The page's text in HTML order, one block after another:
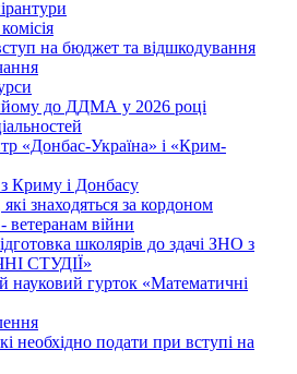
на бюджет та відшкодування
до ДДМА у 2026 році
«Донбас-Україна» і «Крим-
Криму і Донбасу
знаходяться за кордоном
ветеранам війни
школярів до здачі ЗНО з
СТУДІЇ»
науковий гурток «Математичні
необхідно подати при вступі на